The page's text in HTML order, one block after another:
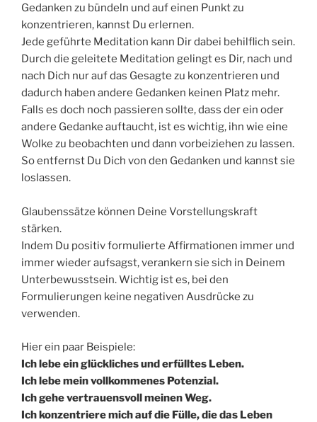
Gedanken zu bündeln und auf einen Punkt zu
konzentrieren, kannst Du erlernen.
Jede geführte Meditation kann Dir dabei behilflich sein.
Durch die geleitete Meditation gelingt es Dir, nach und
nach Dich nur auf das Gesagte zu konzentrieren und
dadurch haben andere Gedanken keinen Platz mehr.
Falls es doch noch passieren sollte, dass der ein oder
andere Gedanke auftaucht, ist es wichtig, ihn wie eine
Wolke zu beobachten und dann vorbeiziehen zu lassen.
So entfernst Du Dich von den Gedanken und kannst sie
loslassen.
Glaubenssätze können Deine Vorstellungskraft
stärken.
Indem Du positiv formulierte Affirmationen immer und
immer wieder aufsagst, verankern sie sich in Deinem
Unterbewusstsein. Wichtig ist es, bei den
Formulierungen keine negativen Ausdrücke zu
verwenden.
Hier ein paar Beispiele:
Ich lebe ein glückliches und erfülltes Leben.
Ich lebe mein vollkommenes Potenzial.
Ich gehe vertrauensvoll meinen Weg.
Ich konzentriere mich auf die Fülle, die das Leben